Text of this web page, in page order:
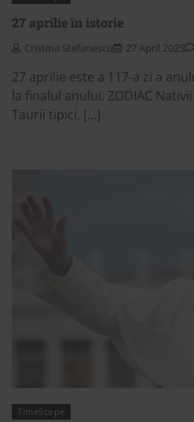
27 aprilie în istorie
Cristina Stefanescu 27 April 2025
27 aprilie este a 117-a zi a
la finalul anului. ZODIAC
Taurii tipici, […]
TimeScope